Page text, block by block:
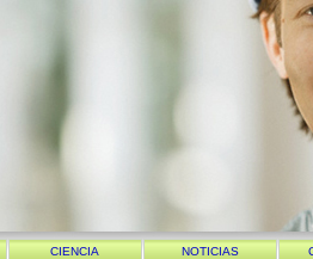
CIENCIA NOTICIAS